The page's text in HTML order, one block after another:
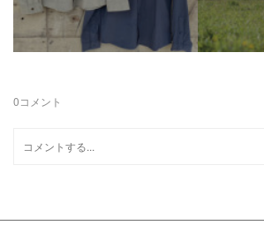
0コメント